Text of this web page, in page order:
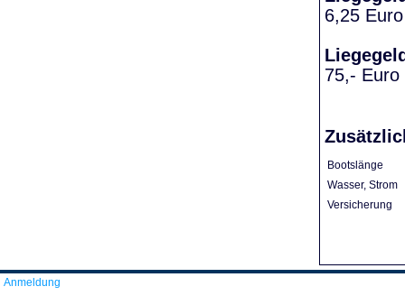
6,25
75,- Euro
Bootslänge
Wasser, Strom
Versicherung
Anmeldung